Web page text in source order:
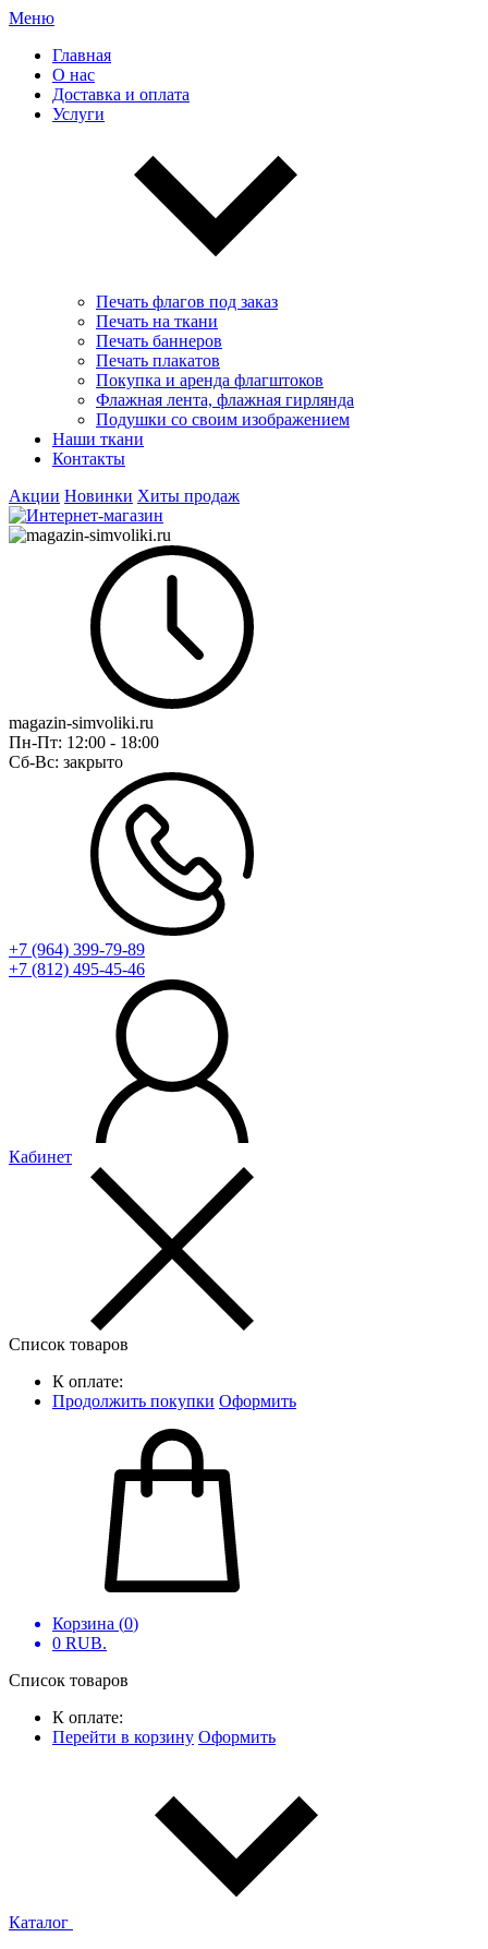
Меню
Главная
О нас
Доставка и оплата
Услуги
Печать флагов под заказ
Печать на ткани
Печать баннеров
Печать плакатов
Покупка и аренда флагштоков
Флажная лента, флажная гирлянда
Подушки со своим изображением
Наши ткани
Контакты
Акции Новинки Хиты продаж
magazin-simvoliki.ru
Пн-Пт: 12:00 - 18:00
Сб-Вс: закрыто
+7 (964) 399-79-89
+7 (812) 495-45-46
Кабинет
Список товаров
К оплате:
Продолжить покупки Оформить
Корзина (0)
0 RUB.
Список товаров
К оплате:
Перейти в корзину Оформить
Каталог